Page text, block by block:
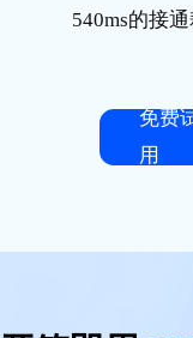
540ms的接
免费
用